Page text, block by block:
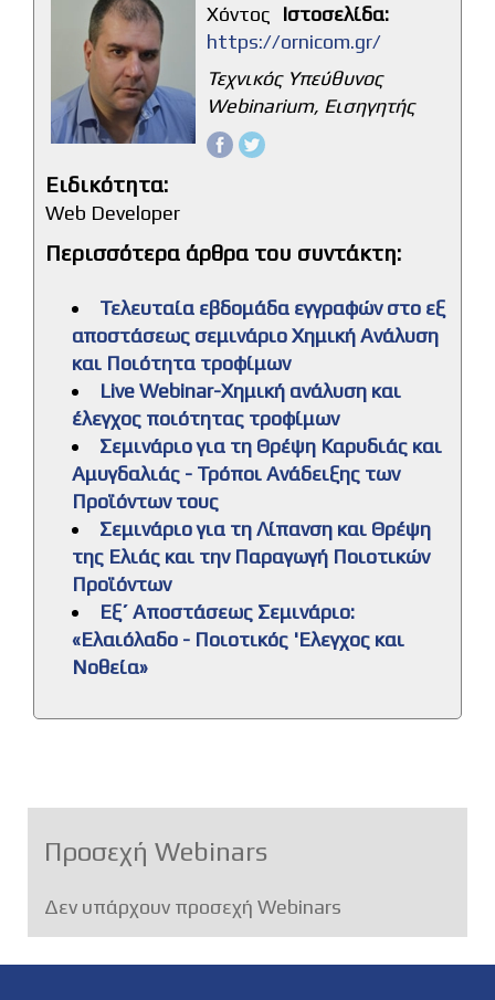
Χόντος
Ιστοσελίδα:
https://ornicom.gr/
Τεχνικός Υπεύθυνος
Webinarium, Εισηγητής
Ειδικότητα:
Web Developer
Περισσότερα άρθρα του συντάκτη:
Τελευταία εβδομάδα εγγραφών στο εξ
αποστάσεως σεμινάριο Χημική Ανάλυση
και Ποιότητα τροφίμων
Live Webinar-Χημική ανάλυση και
έλεγχος ποιότητας τροφίμων
Σεμινάριο για τη Θρέψη Καρυδιάς και
Αμυγδαλιάς - Τρόποι Ανάδειξης των
Προϊόντων τους
Σεμινάριο για τη Λίπανση και Θρέψη
της Ελιάς και την Παραγωγή Ποιοτικών
Προϊόντων
Εξ΄ Αποστάσεως Σεμινάριο:
«Ελαιόλαδο - Ποιοτικός 'Ελεγχος και
Νοθεία»
Προσεχή Webinars
Δεν υπάρχουν προσεχή Webinars